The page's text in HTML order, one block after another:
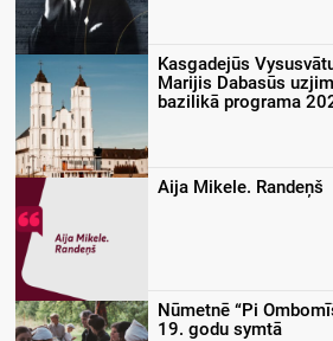
Kasgadejūs
Marijis Dabasūs
bazilikā programa
Aija Mikele. Randeņš
Nūmetnē “Pi
19. godu symtā